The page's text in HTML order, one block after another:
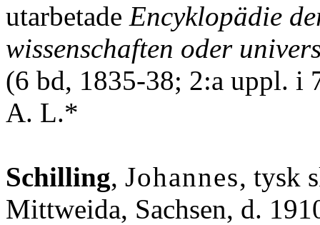
utarbetade Encyklopädie
wissenschaften oder
(6 bd, 1835-38; 2:a uppl. i
A. L.*
Schilling, Johannes, tysk
Mittweida, Sachsen, d.